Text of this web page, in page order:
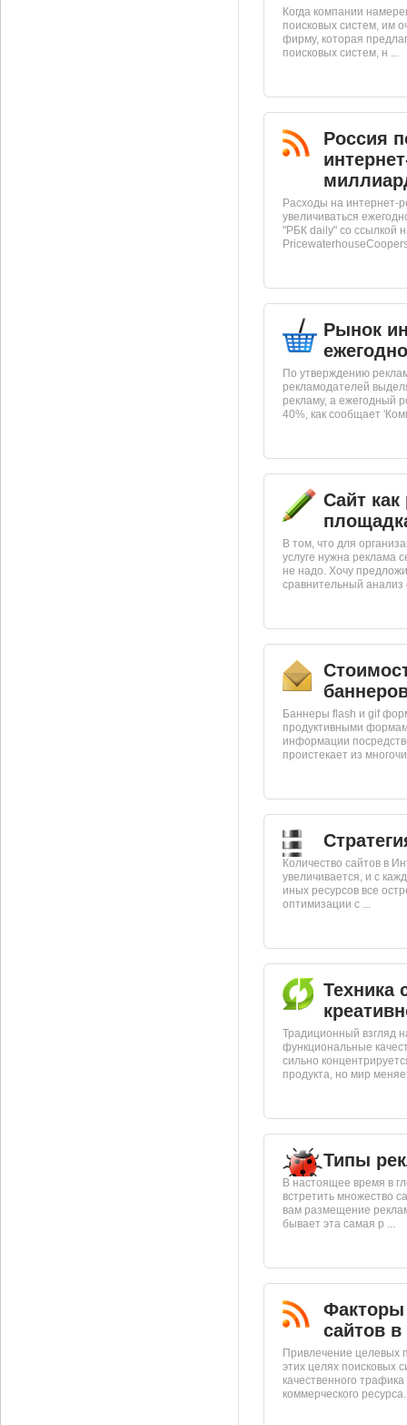
Когда компании
поисковых систем, им
фирму, которая
поисковых систем, н ...
Россия
Расходы на интернет-
увеличиваться
"РБК daily" со ссылкой
Рынок
По утверждению
рекламодателей
рекламу, а ежегодный
40%, как сообщает
Сайт
В том, что для
услуге нужна реклама
не надо. Хочу
сравнительный анализ
Баннеры flash и gif
продуктивными
информации
проистекает из
Количество сайтов в
увеличивается, и с
иных ресурсов все
оптимизации с ...
Техника
Традиционный взгляд
функциональные
сильно
продукта, но мир
Типы
В настоящее время в
встретить множество
вам размещение
бывает эта самая р ...
Факторы
сайтов в
Привлечение целевых
этих целях поисковых
качественного
коммерческого